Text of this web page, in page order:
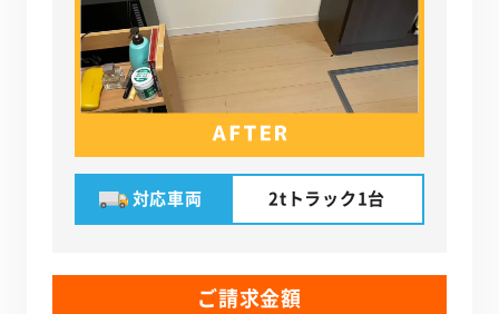
対応車両 2tトラック1台
ご請求金額